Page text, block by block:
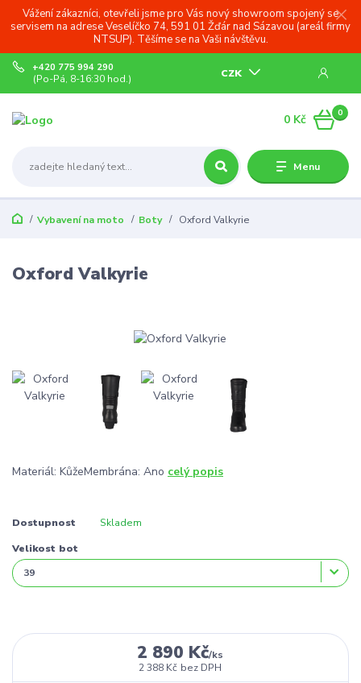
Vážení zákazníci, otevřeli jsme pro Vás nový showroom spojený se
servisem na adrese Veselíčko 74, 591 01 Žďár nad Sázavou (areál firmy
NTSUP). Těšíme se na Vaši návštěvu.
Menu
CZK
+420 775 994 290
(Po-Pá, 8-16:30 hod.)
0
0 Kč
Vybavení na moto Boty Oxford Valkyrie
Oxford Valkyrie
Materiál: KůžeMembrána: Ano celý popis
Dostupnost Skladem
Velikost bot
2 890 Kč/ks
2 388 Kč bez DPH